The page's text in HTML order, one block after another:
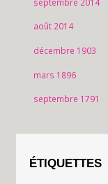
août 2014
décembre 1903
mars 1896
septembre 1791
ÉTIQUETTES